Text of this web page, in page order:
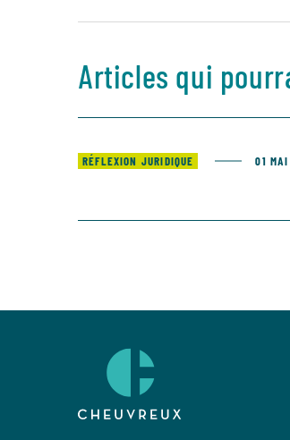
Articles qui
RÉFLEXION JURIDIQUE 01